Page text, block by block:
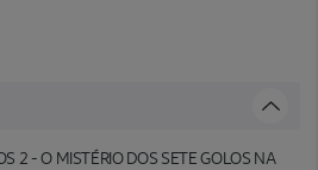
2 - O MISTÉRIO DOS SETE GOLOS NA